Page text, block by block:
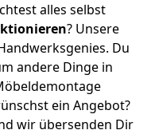
alles selbst
? Unsere
Du
andere Dinge in
ein Angebot?
wir übersenden Dir